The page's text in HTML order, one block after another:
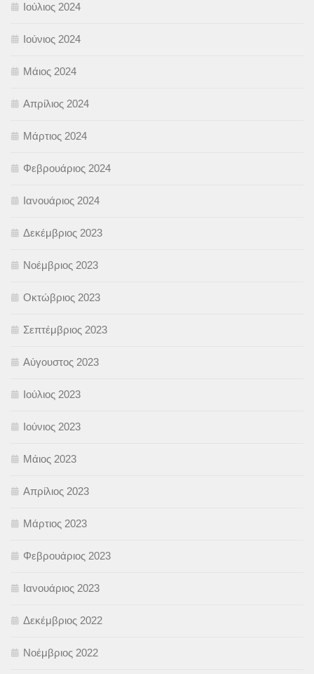
Ιούλιος 2024
Ιούνιος 2024
Μάιος 2024
Απρίλιος 2024
Μάρτιος 2024
Φεβρουάριος 2024
Ιανουάριος 2024
Δεκέμβριος 2023
Νοέμβριος 2023
Οκτώβριος 2023
Σεπτέμβριος 2023
Αύγουστος 2023
Ιούλιος 2023
Ιούνιος 2023
Μάιος 2023
Απρίλιος 2023
Μάρτιος 2023
Φεβρουάριος 2023
Ιανουάριος 2023
Δεκέμβριος 2022
Νοέμβριος 2022